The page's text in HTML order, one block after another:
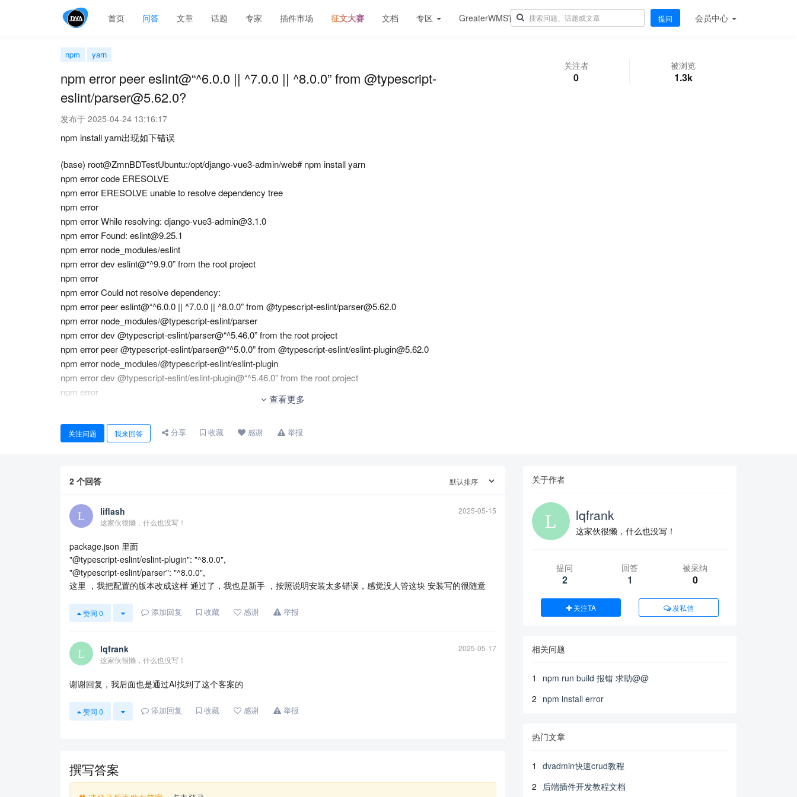
首页 问答 文章 话题 专家 插件市场 征文大赛 文档 专区 GreaterWMS官网 提问 会员中心
npm yarn
npm error peer eslint@“^6.0.0 || ^7.0.0 || ^8.0.0” from @typescript-
eslint/parser@5.62.0?
发布于 2025-04-24 13:16:17
npm install yarn出现如下错误
(base) root@ZmnBDTestUbuntu:/opt/django-vue3-admin/web# npm install yarn
npm error code ERESOLVE
npm error ERESOLVE unable to resolve dependency tree
npm error
npm error While resolving: django-vue3-admin@3.1.0
npm error Found: eslint@9.25.1
npm error node_modules/eslint
npm error dev eslint@“^9.9.0” from the root project
npm error
npm error Could not resolve dependency:
npm error peer eslint@“^6.0.0 || ^7.0.0 || ^8.0.0” from @typescript-eslint/parser@5.62.0
npm error node_modules/@typescript-eslint/parser
npm error dev @typescript-eslint/parser@“^5.46.0” from the root project
npm error peer @typescript-eslint/parser@“^5.0.0” from @typescript-eslint/eslint-plugin@5.62.0
npm error node_modules/@typescript-eslint/eslint-plugin
npm error dev @typescript-eslint/eslint-plugin@“^5.46.0” from the root project
npm error
npm error Fix the upstream dependency conflict, or retry
npm error to accept an incorrect (and potentially broken) dependency resolution.
npm error For a full report see:
npm error A complete log of this run can be found in: /root/.npm/_logs/2025-04-24T02_53_10_680Z-debug-0.log
(base) root@ZmnBDTestUbuntu:/opt/django-vue3-admin/web#
查看更多
关注者
0
被浏览
1.3k
关注问题 我来回答 分享 收藏 感谢 举报
2 个回答
liflash
2025-05-15
这家伙很懒，什么也没写！
package.json 里面
"@typescript-eslint/eslint-plugin": "^8.0.0",
"@typescript-eslint/parser": "^8.0.0",
这里 ，我把配置的版本改成这样 通过了，我也是新手 ，按照说明安装太多错误，感觉没人管这块 安装写的很随意
赞同 0 添加回复 收藏 感谢 举报
lqfrank
2025-05-17
这家伙很懒，什么也没写！
谢谢回复，我后面也是通过AI找到了这个客案的
赞同 0 添加回复 收藏 感谢 举报
撰写答案
关于作者
lqfrank
这家伙很懒，什么也没写！
提问
2
回答
1
被采纳
0
关注TA 发私信
相关问题
1
npm run build 报错 求助@@
2 npm install error
热门文章
1
dvadmin快速crud教程
2 后端插件开发教程文档